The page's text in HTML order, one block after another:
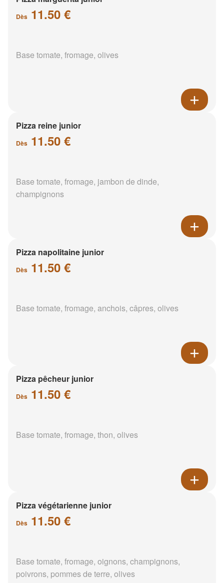
Dès 11.50 €
Base tomate, fromage, olives
Pizza reine junior
Dès 11.50 €
Base tomate, fromage, jambon de dinde,
champignons
Pizza napolitaine junior
Dès 11.50 €
Base tomate, fromage, anchois, câpres, olives
Pizza pêcheur junior
Dès 11.50 €
Base tomate, fromage, thon, olives
Pizza végétarienne junior
Dès 11.50 €
Base tomate, fromage, oignons, champignons,
poivrons, pommes de terre, olives